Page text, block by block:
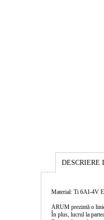
DESCRIERE
Material: Ti 6AI-4V
ARUM prezintă o linie
În plus, lucrul la